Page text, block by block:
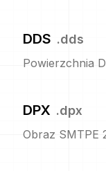
DDS .dds
Powierzchnia
DPX .dpx
Obraz SMTPE